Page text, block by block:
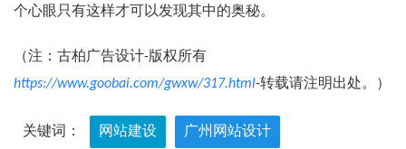
个心眼只有这样才可以发现其中的奥秘。
（注：古柏广告设计-版权所有
https://www.goobai.com/gwxw/317.html-转载请注明出处。）
关键词： 网站建设 广州网站设计